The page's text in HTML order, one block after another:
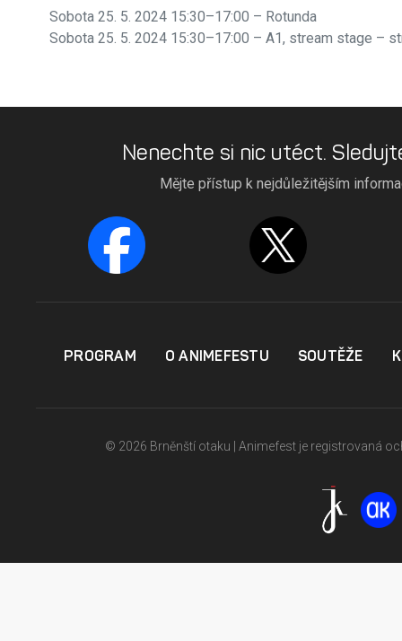
Sobota 25. 5. 2024 15:30–17:00 – Rotunda
Sobota 25. 5. 2024 15:30–17:00 – A1, stream stage –
Nenechte si nic utéct.
Mějte přístup k nejdůležitějším
PROGRAM O ANIMEFESTU SOUTĚŽE
© 2026 Brněnští otaku | Animefest je registrovaná